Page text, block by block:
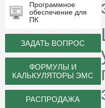
Программное
обеспечение для
ПК
ЗАДАТЬ ВОПРОС
ФОРМУЛЫ И
КАЛЬКУЛЯТОРЫ ЭМС
РАСПРОДАЖА